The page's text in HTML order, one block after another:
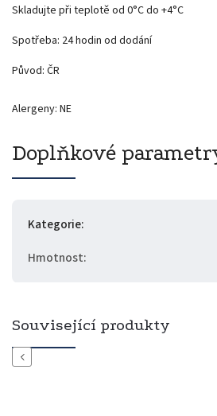
Skladujte při teplotě od 0°C do +4°C
Spotřeba: 24 hodin od dodání
Původ: ČR
Alergeny: NE
Doplňkové
Kategorie:
Hmotnost:
Související produkty
Previous